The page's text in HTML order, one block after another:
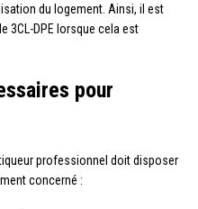
du logement. Ainsi, il est
3CL-DPE lorsque cela est
pour
professionnel doit disposer
concerné :